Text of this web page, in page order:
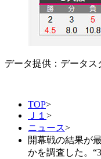
データ提供：データス
TOP>
Ｊ１ >
ニュース>
開幕戦の結果が
かを調査した。